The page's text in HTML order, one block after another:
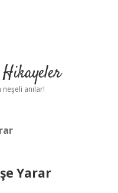
anılar!
Yarar